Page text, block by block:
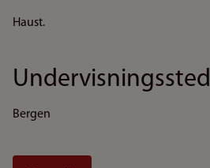
Haust.
Undervisningssted
Bergen